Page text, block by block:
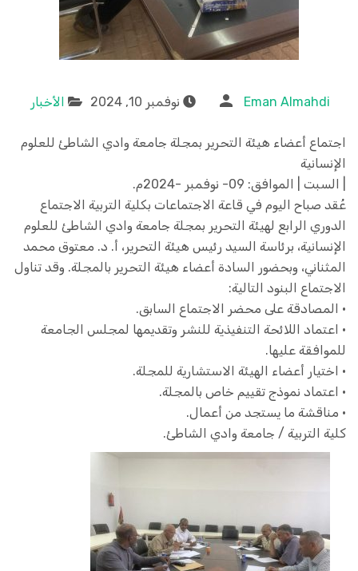
Eman Almahdi نوفمبر 10, 2024 الأخبار
اجتماع أعضاء هيئة التحرير بمجلة جامعة وادي الشاطئ للعلوم
الإنسانية
| السبت | الموافق: 09- نوفمبر -2024م.
عُقد صباح اليوم في قاعة الاجتماعات بكلية التربية الاجتماع
الدوري الرابع لهيئة التحرير بمجلة جامعة وادي الشاطئ للعلوم
الإنسانية، برئاسة السيد رئيس هيئة التحرير، أ. د. معتوق محمد
المثناني، وبحضور السادة أعضاء هيئة التحرير بالمجلة. وقد تناول
الاجتماع البنود التالية:
• المصادقة على محضر الاجتماع السابق.
• اعتماد اللائحة التنفيذية للنشر وتقديمها لمجلس الجامعة
للموافقة عليها.
• اختيار أعضاء الهيئة الاستشارية للمجلة.
• اعتماد نموذج تقييم خاص بالمجلة.
• مناقشة ما يستجد من أعمال.
كلية التربية / جامعة وادي الشاطئ.